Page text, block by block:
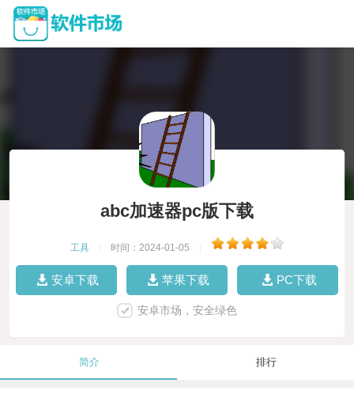
abc加速器pc版下载
工具 时间：2024-01-05
安卓下载 苹果下载 PC下载
安卓市场，安全绿色
简介 排行